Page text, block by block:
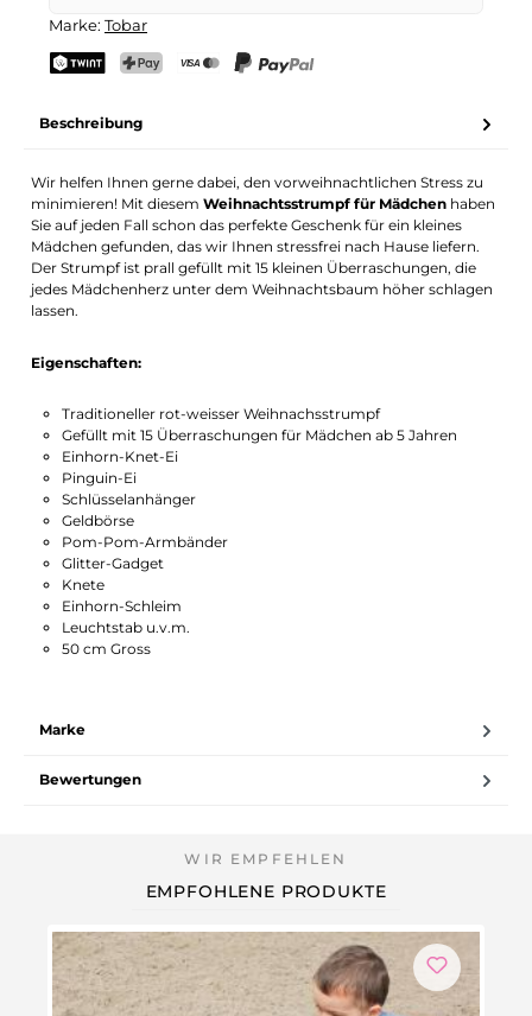
Marke: Tobar
Beschreibung
Wir helfen Ihnen gerne dabei, den vorweihnachtlichen Stress zu
minimieren! Mit diesemWeihnachtsstrumpf für Mädchen haben
Sie auf jeden Fall schon das perfekte Geschenk für ein kleines
Mädchen gefunden, das wir Ihnen stressfrei nach Hause liefern.
Der Strumpf ist prall gefüllt mit 15 kleinen Überraschungen, die
jedes Mädchenherz unter dem Weihnachtsbaum höher schlagen
lassen.
Eigenschaften:
Traditioneller rot-weisser Weihnachsstrumpf
Gefüllt mit 15 Überraschungen für Mädchen ab 5 Jahren
Einhorn-Knet-Ei
Pinguin-Ei
Schlüsselanhänger
Geldbörse
Pom-Pom-Armbänder
Glitter-Gadget
Knete
Einhorn-Schleim
Leuchtstab u.v.m.
50 cm Gross
Marke
Bewertungen
EMPFOHLENE PRODUKTE